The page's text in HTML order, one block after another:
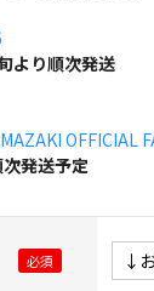
より順次発送
OFFICIAL
発送予定